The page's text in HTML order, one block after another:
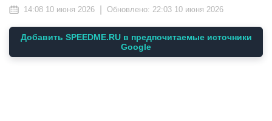
14:08 10 июня 2026 Обновлено: 22:03 10 июня 2026
Добавить SPEEDME.RU в предпочитаемые источники
Google